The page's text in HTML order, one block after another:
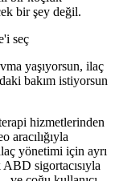
bir şey değil.
seç
yaşıyorsun, ilaç
bakım istiyorsun
hizmetlerinden
aracılığıyla
yönetimi için ayrı
sigortacısıyla